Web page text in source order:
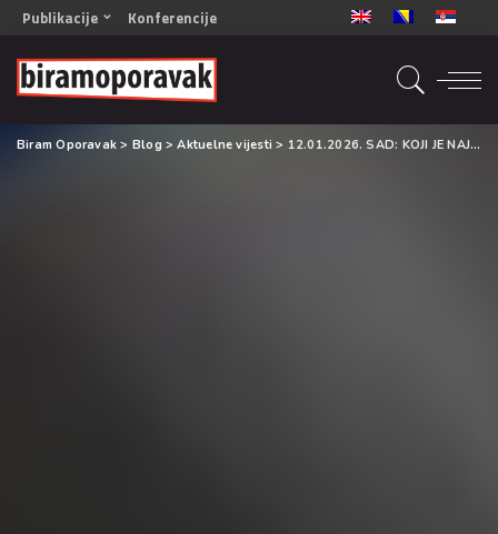
Publikacije
OPORAVAK- Naš zajednički cilj BiH/CG
OPORAVAK- Naš zajednički cilj SRB
RECOVERY- Our common goal ENG
OPORAVAK- Naš zajednički cilj 2
Konferencije
Biram Oporavak > Blog >Aktuelne vijesti > 12.01.2026. SAD: KOJI JE NAJBOLJI TRETMAN ZA DUALNE DIJAGNOZE?